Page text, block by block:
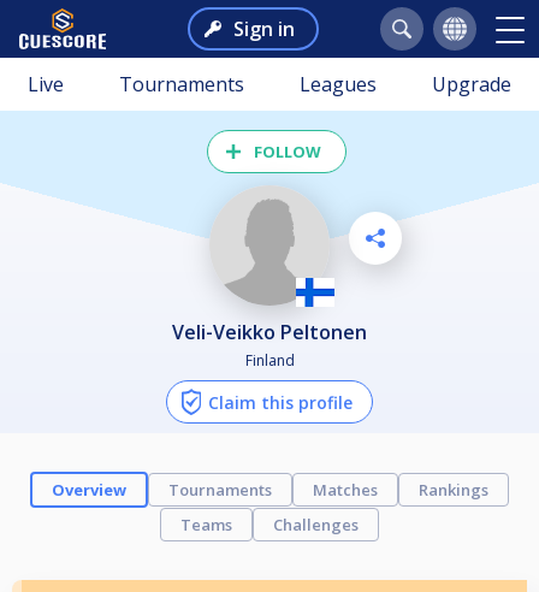
Sign in
Live Tournaments Leagues Upgrade
FOLLOW
Veli-Veikko Peltonen
Finland
Claim this profile
Overview Tournaments Matches
Rankings
Teams
Challenges